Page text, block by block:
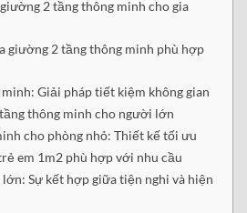
2 tầng thông minh cho gia
giường 2 tầng thông minh phù hợp
Giải pháp tiết kiệm không gian
thông minh cho người lớn
cho phòng nhỏ: Thiết kế tối ưu
em 1m2 phù hợp với nhu cầu
Sự kết hợp giữa tiện nghi và hiện